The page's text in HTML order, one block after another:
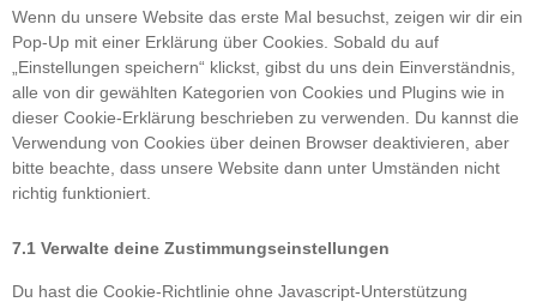
Wenn du unsere Website das erste Mal besuchst, zeigen wir dir ein
Pop-Up mit einer Erklärung über Cookies. Sobald du auf
„Einstellungen speichern“ klickst, gibst du uns dein Einverständnis,
alle von dir gewählten Kategorien von Cookies und Plugins wie in
dieser Cookie-Erklärung beschrieben zu verwenden. Du kannst die
Verwendung von Cookies über deinen Browser deaktivieren, aber
bitte beachte, dass unsere Website dann unter Umständen nicht
richtig funktioniert.
7.1 Verwalte deine Zustimmungseinstellungen
Du hast die Cookie-Richtlinie ohne Javascript-Unterstützung